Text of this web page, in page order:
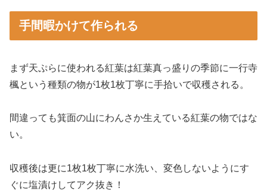
手間暇かけて作られる
まず天ぷらに使われる紅葉は紅葉真っ盛りの季節に一行寺
楓という種類の物が1枚1枚丁寧に手拾いで収穫される。
間違っても箕面の山にわんさか生えている紅葉の物ではな
い。
収穫後は更に1枚1枚丁寧に水洗い、変色しないようにす
ぐに塩漬けしてアク抜き！